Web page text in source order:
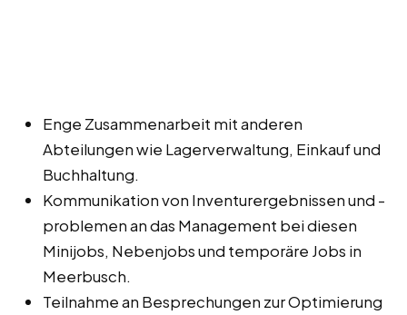
Enge Zusammenarbeit mit anderen
Abteilungen wie Lagerverwaltung, Einkauf und
Buchhaltung.
Kommunikation von Inventurergebnissen und -
problemen an das Management bei diesen
Minijobs, Nebenjobs und temporäre Jobs in
Meerbusch.
Teilnahme an Besprechungen zur Optimierung